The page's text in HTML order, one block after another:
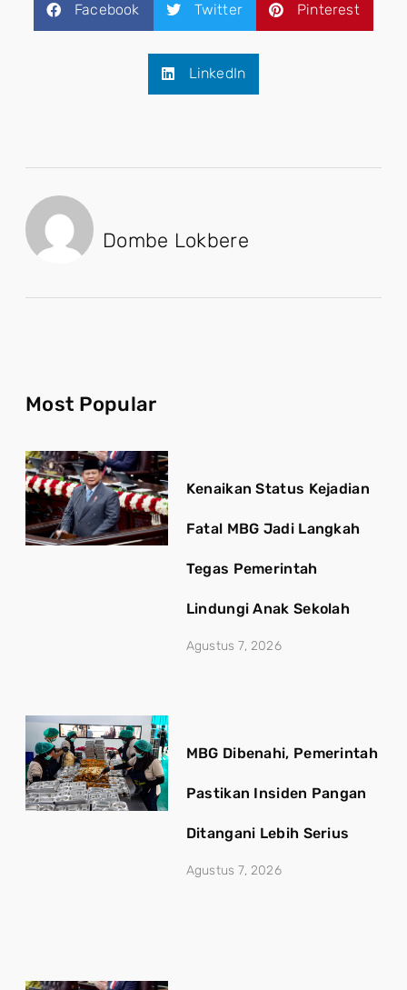
Facebook Twitter Pinterest
LinkedIn
Dombe Lokbere
Most Popular
Kenaikan Status Kejadian
Fatal MBG Jadi Langkah
Tegas Pemerintah
Lindungi Anak Sekolah
Agustus 7, 2026
MBG Dibenahi, Pemerintah
Pastikan Insiden Pangan
Ditangani Lebih Serius
Agustus 7, 2026